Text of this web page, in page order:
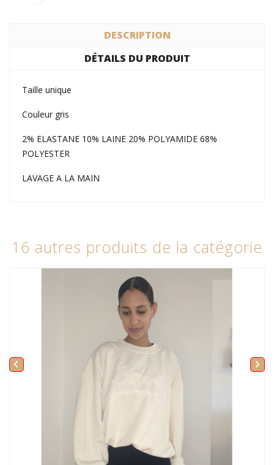
DESCRIPTION
DÉTAILS DU PRODUIT
Taille unique
Couleur gris
2% ELASTANE 10% LAINE 20% POLYAMIDE 68%
POLYESTER
LAVAGE A LA MAIN
16 autres produits de la catégorie